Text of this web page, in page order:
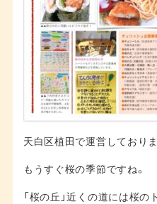
天白区植田で運営しておりま
もうすぐ桜の季節ですね。
「桜の丘」近くの道には桜の